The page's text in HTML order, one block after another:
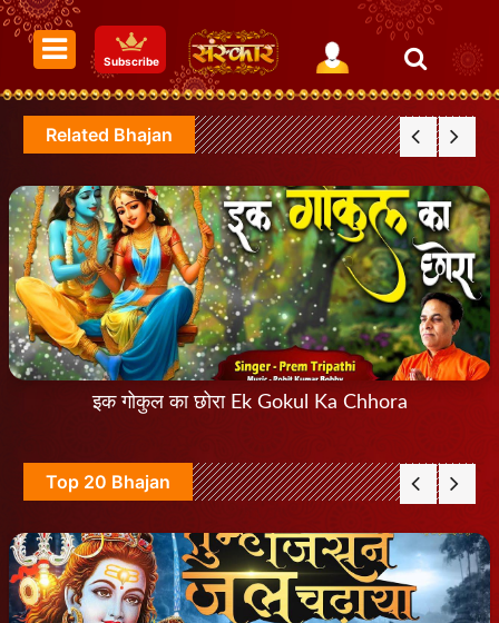
Subscribe
Related Bhajan
इक गोकुल का छोरा Ek Gokul Ka Chhora
Top 20 Bhajan